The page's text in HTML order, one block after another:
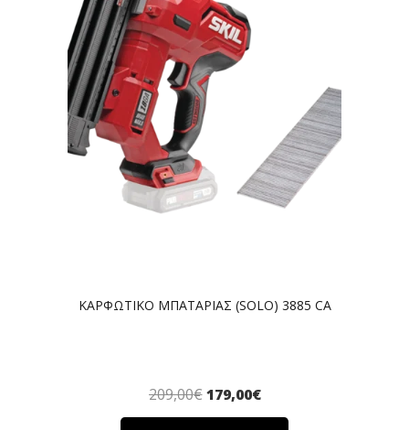
ΚΑΡΦΩΤΙΚΟ ΜΠΑΤΑΡΙΑΣ (SOLO) 3885 CA
209,00€ 179,00€